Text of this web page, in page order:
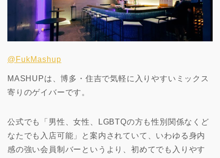
@FukMashup
MASHUPは、博多・住吉で気軽に入りやすいミックス
寄りのゲイバーです。
公式でも「男性、女性、LGBTQの方も性別関係なくど
なたでも入店可能」と案内されていて、いわゆる身内
感の強い会員制バーというより、初めてでも入りやす